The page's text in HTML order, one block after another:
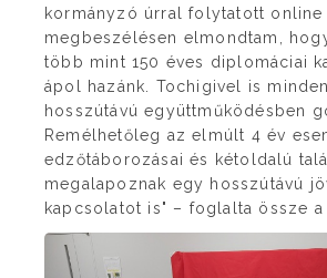
kormányzó úrral folytatott online
megbeszélésen elmondtam,
több mint 150 éves diplomáciai
ápol hazánk. Tochigivel is
hosszútávú együttműködésben
Remélhetőleg az elmúlt 4 év
edzőtáborozásai és kétoldalú
megalapoznak egy hosszútávú
kapcsolatot is" – foglalta össze a